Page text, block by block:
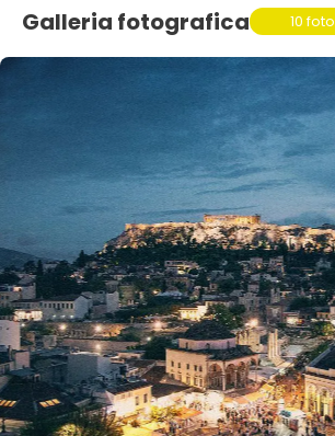
Galleria fotografica 10 foto